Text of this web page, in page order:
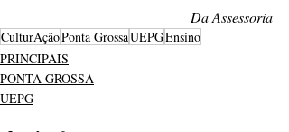
Da Assessoria
CulturAçãoPonta GrossaUEPGEnsino
PRINCIPAIS
PONTA GROSSA
UEPG